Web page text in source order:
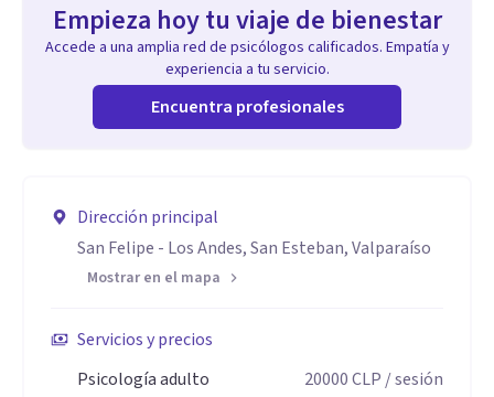
Empieza hoy tu viaje de bienestar
Accede a una amplia red de psicólogos calificados. Empatía y
experiencia a tu servicio.
Encuentra profesionales
Dirección principal
San Felipe - Los Andes, San Esteban, Valparaíso
Mostrar en el mapa
Servicios y precios
Psicología adulto
20000CLP / sesión